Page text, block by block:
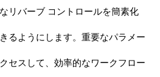
リバーブ コントロールを簡素化
るようにします。重要なパラメー
セスして、効率的なワークフロー